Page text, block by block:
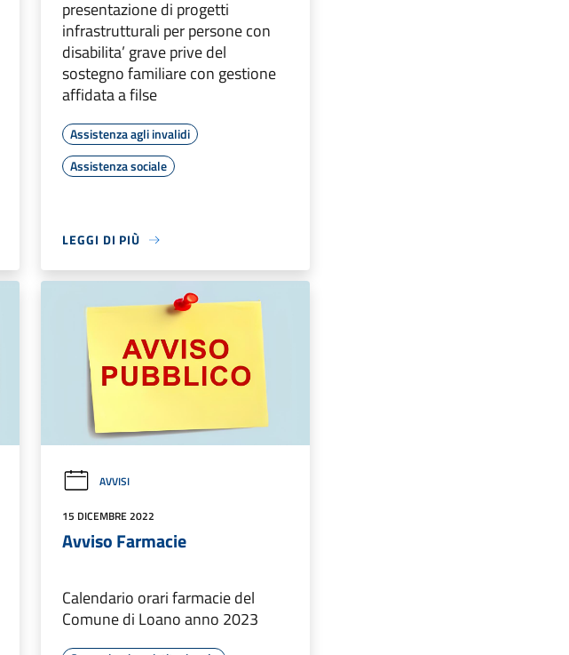
presentazione di progetti
infrastrutturali per persone con
disabilita’ grave prive del
sostegno familiare con gestione
affidata a filse
Assistenza agli invalidi
Assistenza sociale
LEGGI DI PIÙ
AVVISI
15 DICEMBRE 2022
Avviso Farmacie
Calendario orari farmacie del
Comune di Loano anno 2023